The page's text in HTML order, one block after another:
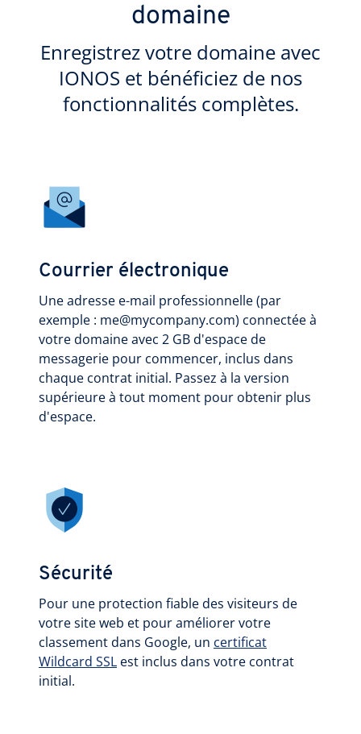
domaine
Enregistrez votre domaine avec
IONOS et bénéficiez de nos
fonctionnalités complètes.
Courrier électronique
Une adresse e-mail professionnelle (par
exemple : me@mycompany.com) connectée à
votre domaine avec 2 GB d'espace de
messagerie pour commencer, inclus dans
chaque contrat initial. Passez à la version
supérieure à tout moment pour obtenir plus
d'espace.
Sécurité
Pour une protection fiable des visiteurs de
votre site web et pour améliorer votre
classement dans Google, un certificat
Wildcard SSL est inclus dans votre contrat
initial.